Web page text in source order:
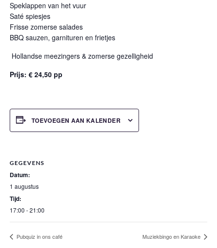
Speklappen van het vuur
Saté spiesjes
Frisse zomerse salades
BBQ sauzen, garnituren en frietjes
Hollandse meezingers & zomerse gezelligheid
Prijs: € 24,50 pp
TOEVOEGEN AAN KALENDER
GEGEVENS
Datum:
1 augustus
Tijd:
17:00 - 21:00
Pubquiz in ons café Muziekbingo en Karaoke